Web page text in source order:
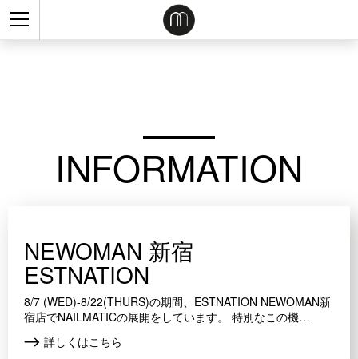
INFORMATION
NEWOMAN 新宿
ESTNATION
8/7 (WED)-8/22(THURS)の期間、ESTNATION NEWOMAN新
宿店でNAILMATICの展開をしています。 特別なこの機…
詳しくはこちら